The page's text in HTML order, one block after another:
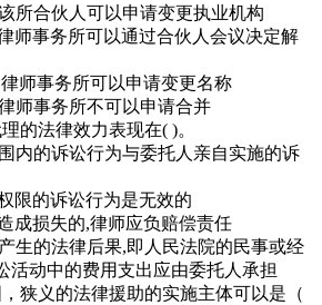
所合伙人可以申请变更执业机构
师事务所可以通过合伙人会议决定解
师事务所可以申请变更名称
师事务所不可以申请合并
的法律效力表现在( )。
内的诉讼行为与委托人亲自实施的诉
限的诉讼行为是无效的
成损失的,律师应负赔偿责任
生的法律后果,即人民法院的民事或经
活动中的费用支出应由委托人承担
狭义的法律援助的实施主体可以是（